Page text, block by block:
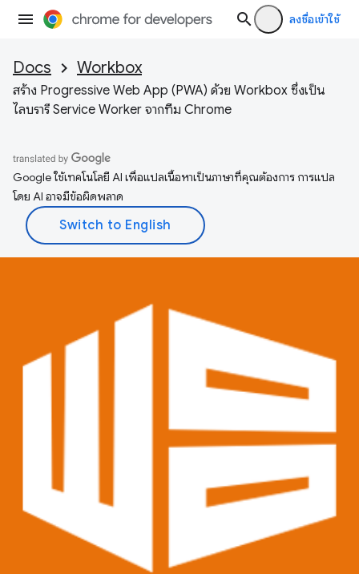
ลงชื่อเข้าใช้
Docs Workbox
สร้าง Progressive Web App (PWA) ด้วย Workbox ซึ่งเป็น
ไลบรารี Service Worker จากทีม Chrome
Google ใช้เทคโนโลยี AI เพื่อแปลเนื้อหาเป็นภาษาที่คุณต้องการ การแปล
โดย AI อาจมีข้อผิดพลาด